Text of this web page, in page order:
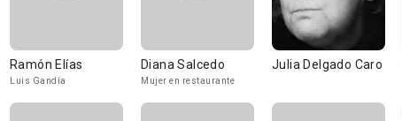
Ramón Elías
Luis Gandía
Diana Salcedo
Mujer en restaurante
Julia Delgado Caro